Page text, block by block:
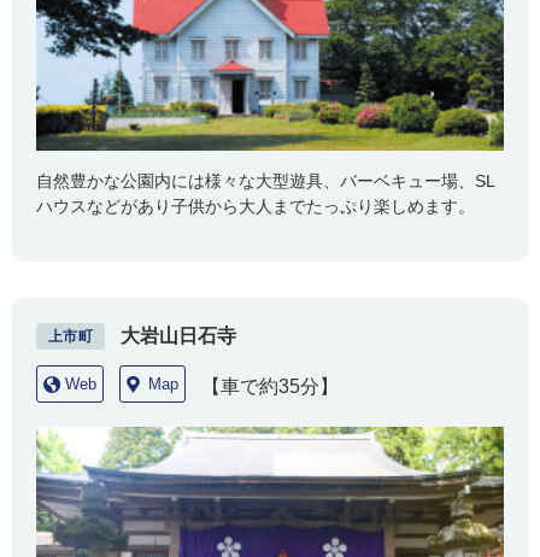
自然豊かな公園内には様々な大型遊具、バーベキュー場、SL
ハウスなどがあり子供から大人までたっぷり楽しめます。
上市町 大岩山日石寺
Web Map 【車で約35分】